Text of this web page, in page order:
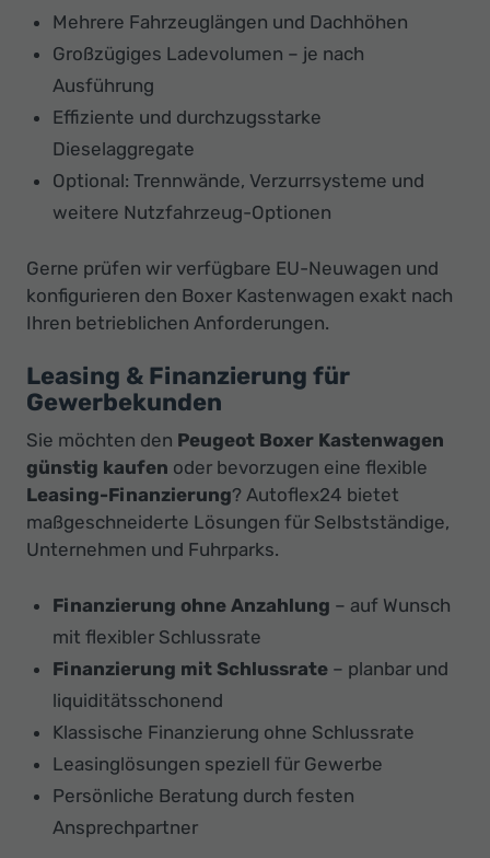
Mehrere Fahrzeuglängen und Dachhöhen
Großzügiges Ladevolumen – je nach
Ausführung
Effiziente und durchzugsstarke
Dieselaggregate
Optional: Trennwände, Verzurrsysteme und
weitere Nutzfahrzeug-Optionen
Gerne prüfen wir verfügbare EU-Neuwagen und
konfigurieren den Boxer Kastenwagen exakt nach
Ihren betrieblichen Anforderungen.
Leasing & Finanzierung für
Gewerbekunden
Sie möchten den Peugeot Boxer Kastenwagen
günstig kaufen oder bevorzugen eine flexible
Leasing-Finanzierung? Autoflex24 bietet
maßgeschneiderte Lösungen für Selbstständige,
Unternehmen und Fuhrparks.
Finanzierung ohne Anzahlung – auf Wunsch
mit flexibler Schlussrate
Finanzierung mit Schlussrate – planbar und
liquiditätsschonend
Klassische Finanzierung ohne Schlussrate
Leasinglösungen speziell für Gewerbe
Persönliche Beratung durch festen
Ansprechpartner